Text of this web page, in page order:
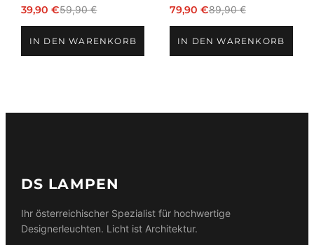
59,90€
Ursprünglicher
war:
39,90€
Aktueller
ist:IN DEN WARENKORB
89,90€
Ursprünglicher
war:
79,90 €
Aktueller
ist:IN DEN WARENKORB
DS LAMPEN
Ihr österreichischer Spezialist für hochwertige
Designerleuchten. Licht ist Architektur.